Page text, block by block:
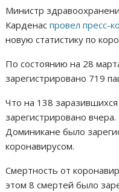
Министр
Карденаспровел пресс-
новую статистику по
По состоянию на 28
зарегистрировано 719
Что на 138
зарегистрировано
Доминикане было
коронавирусом.
Смертность от
этом 8 смертей было